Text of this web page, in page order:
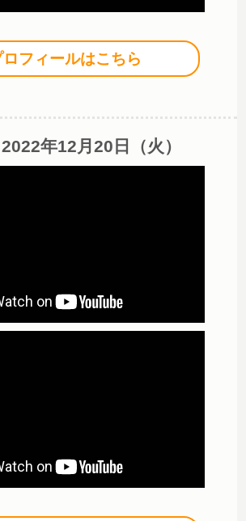
ロフィールはこちら
2022年12月20日（火）